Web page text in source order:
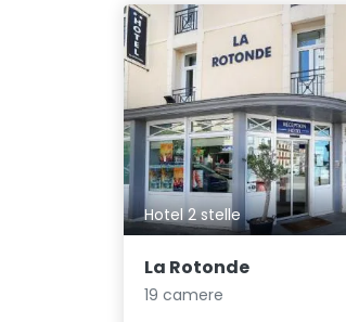
Hotel 2 stelle
La Rotonde
19 camere